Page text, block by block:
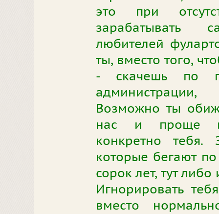
это при
зарабатывать
любителей
ты, вместо того,
- скачешь по
Возможно ты
нас и проще
конкретно тебя.
которые бегают
сорок лет, тут
Игнорировать
вместо